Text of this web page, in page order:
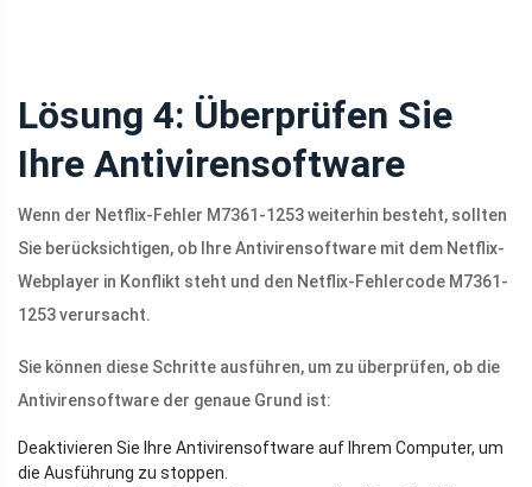
Lösung 4: Überprüfen Sie
Ihre Antivirensoftware
Wenn der Netflix-Fehler M7361-1253 weiterhin besteht, sollten
Sie berücksichtigen, ob Ihre Antivirensoftware mit dem Netflix-
Webplayer in Konflikt steht und den Netflix-Fehlercode M7361-
1253 verursacht.
Sie können diese Schritte ausführen, um zu überprüfen, ob die
Antivirensoftware der genaue Grund ist:
Deaktivieren Sie Ihre Antivirensoftware auf Ihrem Computer, um
die Ausführung zu stoppen.